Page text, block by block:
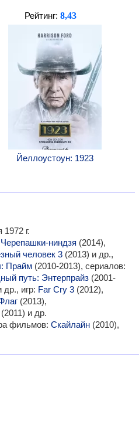
Рейтинг: 8,43
Йеллоустоун: 1923
г.
Черепашки-ниндзя (2014),
человек 3 (2013) и др.,
Прайм (2010-2013), сериалов:
путь: Энтерпрайз (2001-
др., игр: Far Cry 3 (2012),
(2013),
(2011) и др.
фильмов: Скайлайн (2010),